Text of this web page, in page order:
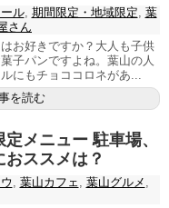
ル, 期間限定・地域限定, 葉
さん
お好きですか？大人も子供
子パンですよね。葉山の人
にもチョココロネがあ...
を読む
メニュー 駐車場、
ススメは？
, 葉山カフェ, 葉山グルメ ,